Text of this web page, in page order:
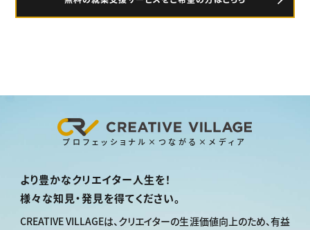
プロフェッショナル×つながる×メディア
より豊かなクリエイター人生を！
様々な知見・発見を得てください。
CREATIVE VILLAGEは、 クリエイターの生涯価値向上のため、有益